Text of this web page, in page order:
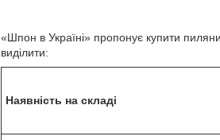
«Шпон в Україні» пропонує купити
виділити:
Наявність на складі